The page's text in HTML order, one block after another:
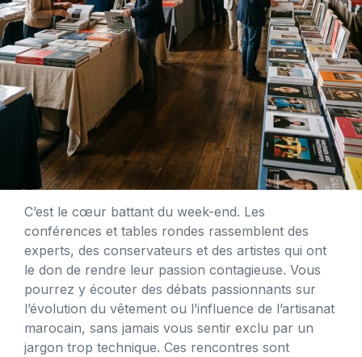
C’est le cœur battant du week-end. Les
conférences et tables rondes rassemblent des
experts, des conservateurs et des artistes qui ont
le don de rendre leur passion contagieuse. Vous
pourrez y écouter des débats passionnants sur
l’évolution du vêtement ou l’influence de l’artisanat
marocain, sans jamais vous sentir exclu par un
jargon trop technique. Ces rencontres sont